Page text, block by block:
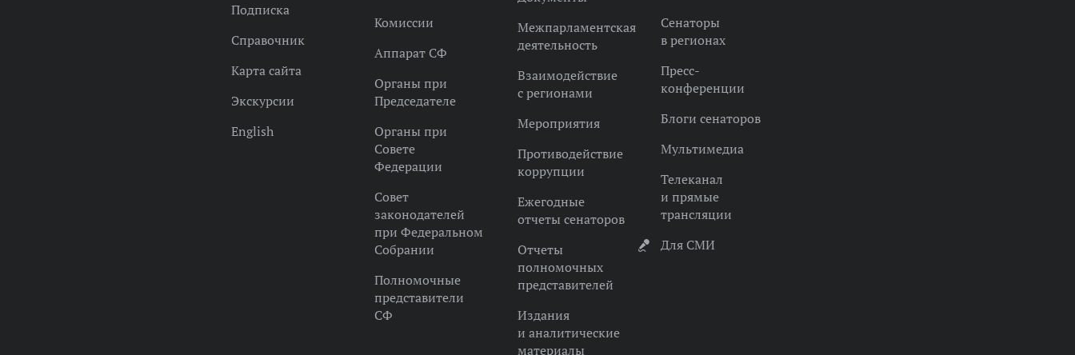
Подписка
Справочник
Карта сайта
Экскурсии
English
Комиссии
Аппарат СФ
Органы при
Председателе
Органы при
Совете
Федерации
Совет
законодателей
при Федеральном
Собрании
Полномочные
представители
СФ
Межпарламентская
деятельность
Взаимодействие
с регионами
Мероприятия
Противодействие
коррупции
Ежегодные
отчеты сенаторов
Отчеты
полномочных
представителей
Издания
и аналитические
материалы
Сенаторы
в регионах
Пресс-
конференции
Блоги сенаторов
Мультимедиа
Телеканал
и прямые
трансляции
Для СМИ